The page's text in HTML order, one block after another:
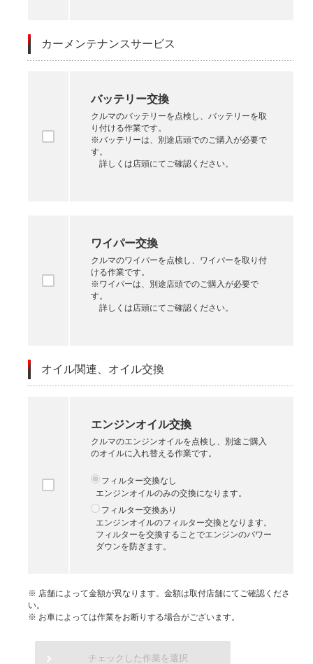
カーメンテナンスサービス
バッテリー交換
クルマのバッテリーを点検し、バッテリーを取
り付ける作業です。
※バッテリーは、別途店頭でのご購入が必要で
す。
詳しくは店頭にてご確認ください。
ワイパー交換
クルマのワイパーを点検し、ワイパーを取り付
ける作業です。
※ワイパーは、別途店頭でのご購入が必要で
す。
詳しくは店頭にてご確認ください。
オイル関連、オイル交換
エンジンオイル交換
クルマのエンジンオイルを点検し、別途ご購入
のオイルに入れ替える作業です。
フィルター交換なし
エンジンオイルのみの交換になります。
フィルター交換あり
エンジンオイルのフィルター交換となります。
フィルターを交換することでエンジンのパワー
ダウンを防ぎます。
※ 店舗によって金額が異なります。金額は取付店舗にてご確認くださ
い。
※ お車によっては作業をお断りする場合がございます。
チェックした作業を選択